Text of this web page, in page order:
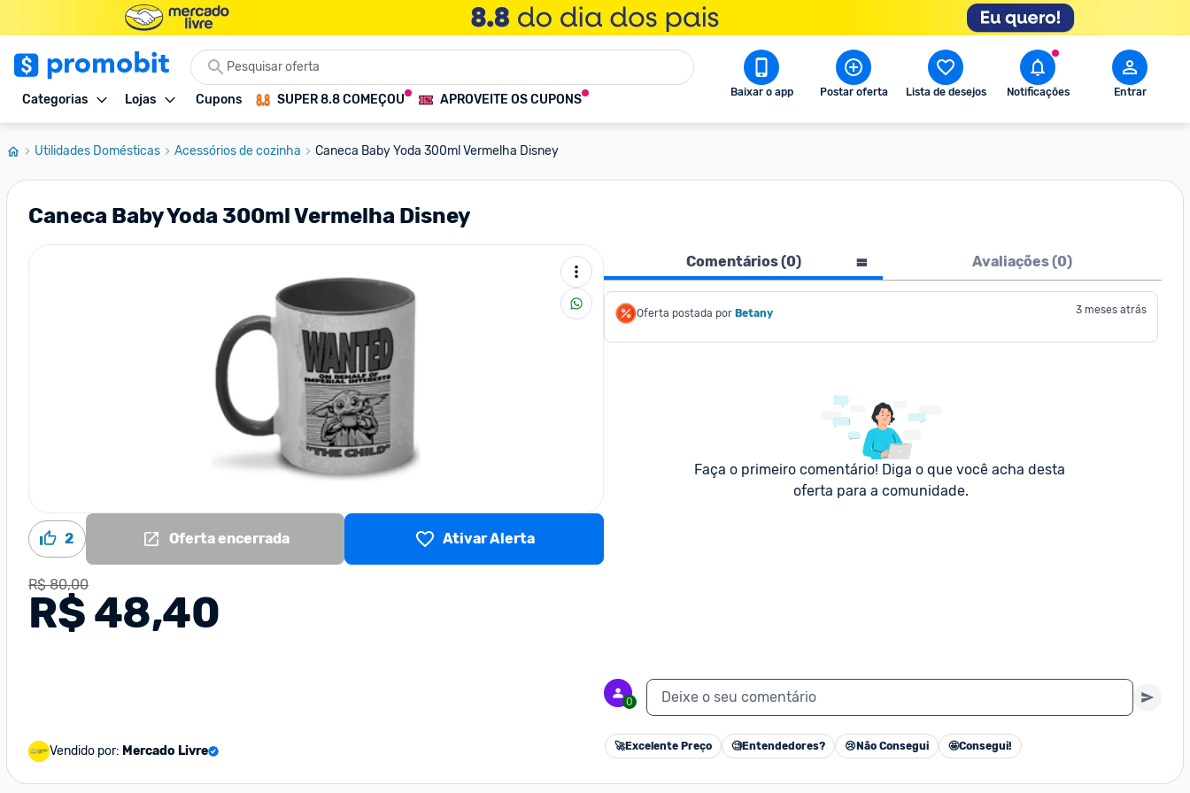
Categorias Lojas Cupons SUPER 8.8 COMEÇOU APROVEITE OS CUPONS Baixar o app Postar oferta Lista de desejos Notificações Entrar
Utilidades Domésticas Acessórios de cozinha Caneca Baby Yoda 300ml Vermelha Disney
Caneca Baby Yoda 300ml Vermelha Disney
2 Oferta encerrada Ativar Alerta
R$ 80,00
R$ 48,40
Vendido por: Mercado Livre
Comentários (0) Avaliações (0)
Oferta postada por Betany 3 meses atrás
Faça o primeiro comentário! Diga o que você acha desta
oferta para a comunidade.
0 Deixe o seu comentário
🚀Excelente Preço 🧐Entendedores? 😢 Não Consegui 🤩Consegui!